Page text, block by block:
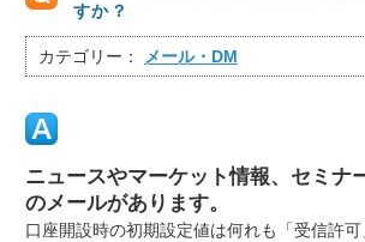
すか？
カテゴリー： メール・DM
ニュースやマーケット情報、セミナ
のメールがあります。
口座開設時の初期設定値は何れも「受信許